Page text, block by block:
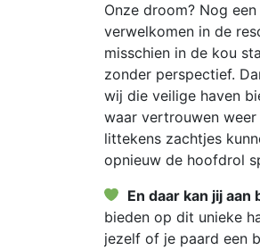
Onze droom? Nog
verwelkomen in de
misschien in de kou
zonder perspectief.
wij die veilige haven
waar vertrouwen
littekens zachtjes
opnieuw de hoofdrol
En daar kan jij aan
bieden op dit unieke
jezelf of je paard een